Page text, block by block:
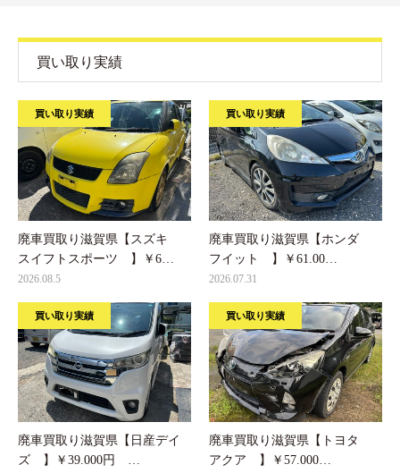
買い取り実績
買い取り実績
廃車買取り滋賀県【スズキ
スイフトスポーツ 】￥6…
2026.08.5
買い取り実績
廃車買取り滋賀県【ホンダ
フイット 】￥61.00…
2026.07.31
買い取り実績
廃車買取り滋賀県【日産デイ
ズ 】￥39.000円 …
買い取り実績
廃車買取り滋賀県【トヨタ
アクア 】￥57.000…